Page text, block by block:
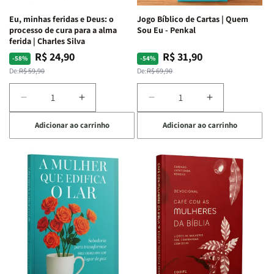
Espirituais
|
Estela
Espirituais
|
Eu, minhas feridas e Deus: o
processo de cura para a alma
ferida | Charles Silva
-58%
Preço
normal
De:R$ 59,90
Preço
promocional
R$ 24,90
Diminuir
a
quantidade
de
Eu,
minhas
feridas
e
Deus:
o
processo
de
cura
para
Aumentar
a
quantidade
de
Eu,
minhas
feridas
e
Deus:
o
processo
de
cura
para
Adicionar ao carrinho
Jogo Bíblico de Cartas | Quem
Sou Eu - Penkal
-54%
Preço
normal
De:R$ 69,90
Preço
promocional
R$ 31,90
Diminuir
a
quantidade
de
Jogo
Bíblico
de
Cartas
Quem
Sou
Eu
Penkal
Aumentar
a
quantidade
de
Jogo
Bíblico
Cartas
|
Quem
Sou
Eu
-
Penkal
Adicionar ao carrinho